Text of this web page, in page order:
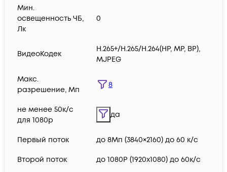
Мин.
освещенность ЧБ,
Лк
0
ВидеоКодек
H.265+/H.265/H.264(HP, MP, BP),
MJPEG
Макс.
разрешение, Мп
8
не менее 50к/с
для 1080p
да
Первый поток до 8Мп (3840×2160) до 60 к/с
Второй поток до 1080P (1920x1080) до 60к/с